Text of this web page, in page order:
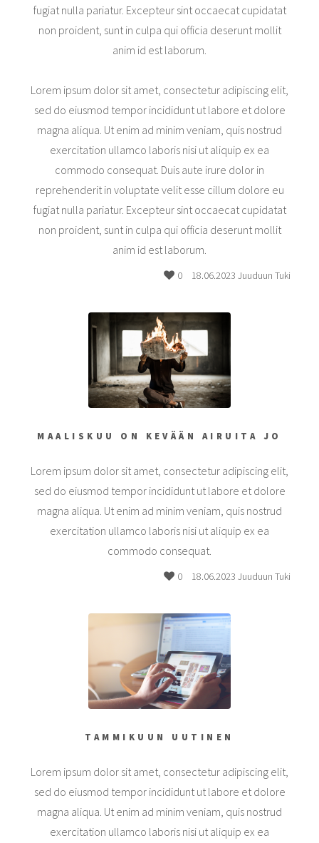
fugiat nulla pariatur. Excepteur sint occaecat cupidatat
non proident, sunt in culpa qui officia deserunt mollit
anim id est laborum.
Lorem ipsum dolor sit amet, consectetur adipiscing elit,
sed do eiusmod tempor incididunt ut labore et dolore
magna aliqua. Ut enim ad minim veniam, quis nostrud
exercitation ullamco laboris nisi ut aliquip ex ea
commodo consequat. Duis aute irure dolor in
reprehenderit in voluptate velit esse cillum dolore eu
fugiat nulla pariatur. Excepteur sint occaecat cupidatat
non proident, sunt in culpa qui officia deserunt mollit
anim id est laborum.
0 18.06.2023 Juuduun Tuki
MAALISKUU ON KEVÄÄN AIRUITA JO
Lorem ipsum dolor sit amet, consectetur adipiscing elit,
sed do eiusmod tempor incididunt ut labore et dolore
magna aliqua. Ut enim ad minim veniam, quis nostrud
exercitation ullamco laboris nisi ut aliquip ex ea
commodo consequat.
0 18.06.2023 Juuduun Tuki
TAMMIKUUN UUTINEN
Lorem ipsum dolor sit amet, consectetur adipiscing elit,
sed do eiusmod tempor incididunt ut labore et dolore
magna aliqua. Ut enim ad minim veniam, quis nostrud
exercitation ullamco laboris nisi ut aliquip ex ea